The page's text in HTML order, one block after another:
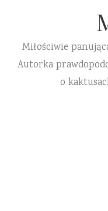
Miłościwie
Autorka
o